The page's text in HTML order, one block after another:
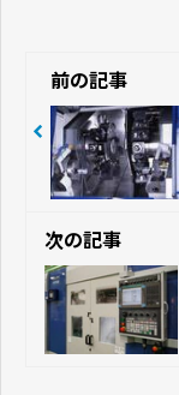
前の記事
次の記事